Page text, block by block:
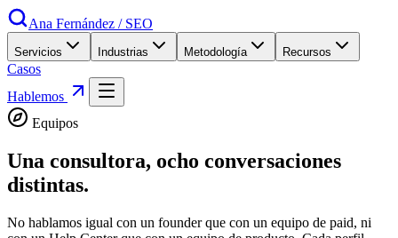
Ana Fernández / SEO
Servicios Industrias Metodología Recursos
Casos
Hablemos
Equipos
Una consultora, ocho conversaciones
distintas.
No hablamos igual con un founder que con un equipo de paid, ni